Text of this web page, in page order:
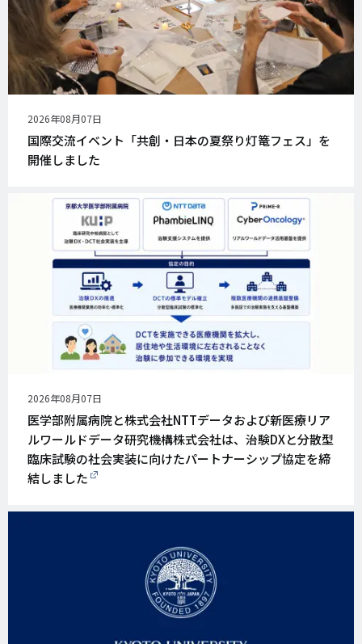
公
開
日
2026年08月07日
国際交流イベント「共創・日本の夏祭り灯篭フェス」を
開催しました
公
開
日
2026年08月07日
医学部附属病院と株式会社NTTデータおよび新医療リア
ルワールドデータ研究機構株式会社は、治験DXと分散型
臨床試験の社会実装に向けたパートナーシップ協定を締
結しました